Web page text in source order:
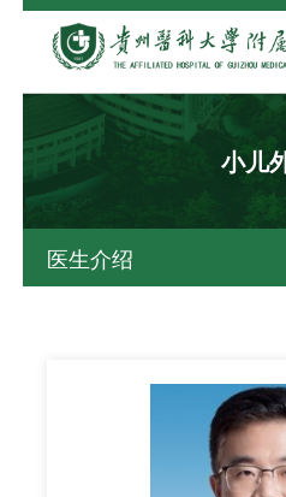
小儿
医生介绍